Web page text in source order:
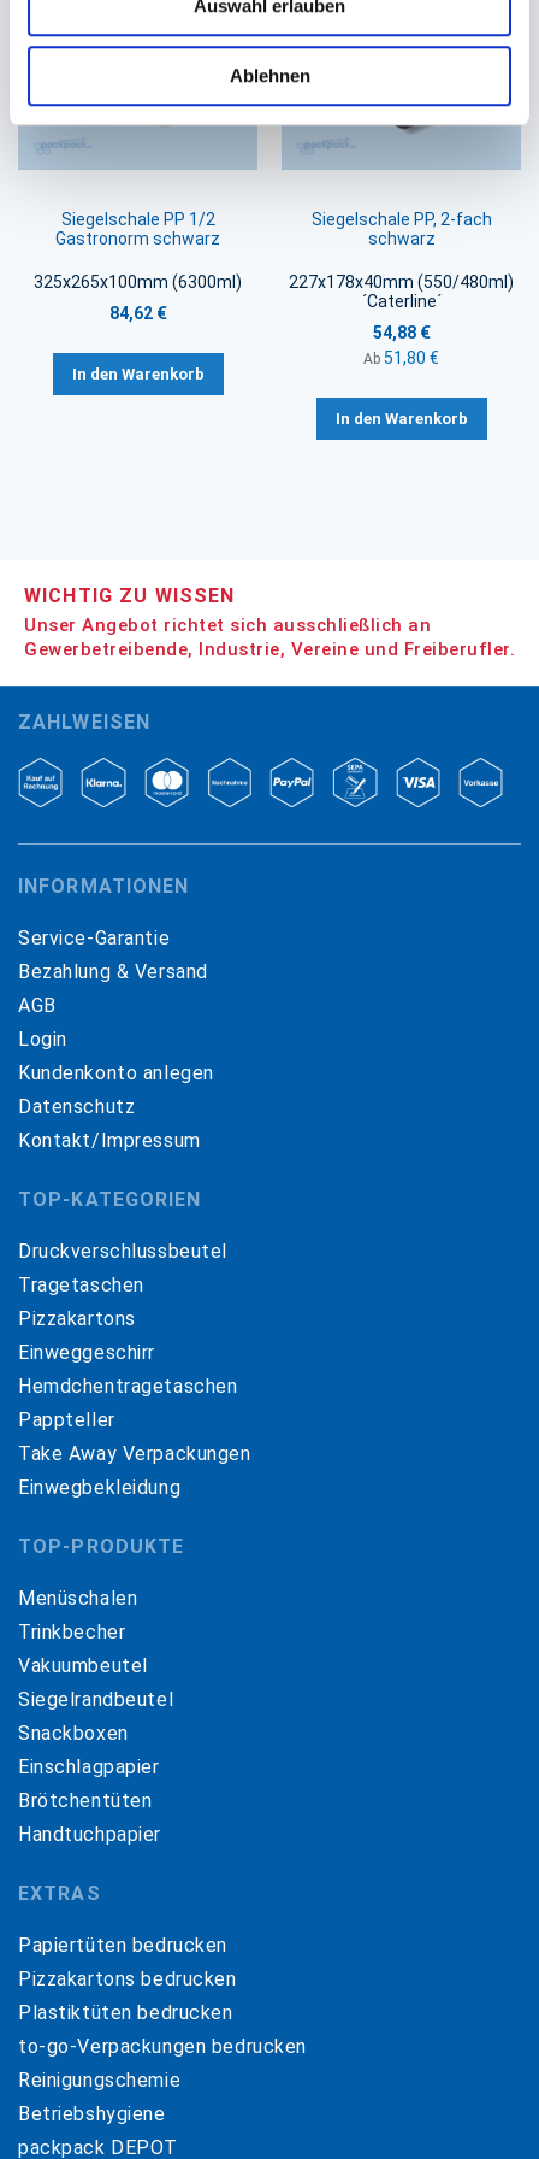
Auswahl erlauben
Ablehnen
Siegelschale PP 1/2
Gastronorm schwarz
325x265x100mm (6300ml)
84,62 €
In den Warenkorb
Siegelschale PP, 2-fach
schwarz
227x178x40mm (550/480ml)
´Caterline´
54,88 €
Ab 51,80 €
In den Warenkorb
WICHTIG ZU WISSEN
Unser Angebot richtet sich ausschließlich an
Gewerbetreibende, Industrie, Vereine und Freiberufler.
ZAHLWEISEN
INFORMATIONEN
Service-Garantie
Bezahlung & Versand
AGB
Login
Kundenkonto anlegen
Datenschutz
Kontakt/Impressum
TOP-KATEGORIEN
Druckverschlussbeutel
Tragetaschen
Pizzakartons
Einweggeschirr
Hemdchentragetaschen
Pappteller
Take Away Verpackungen
Einwegbekleidung
TOP-PRODUKTE
Menüschalen
Trinkbecher
Vakuumbeutel
Siegelrandbeutel
Snackboxen
Einschlagpapier
Brötchentüten
Handtuchpapier
EXTRAS
Papiertüten bedrucken
Pizzakartons bedrucken
Plastiktüten bedrucken
to-go-Verpackungen bedrucken
Reinigungschemie
Betriebshygiene
packpack DEPOT